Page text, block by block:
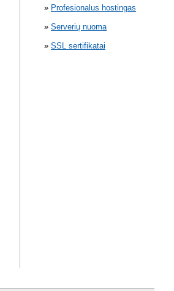
Profesionalus hostingas
Serverių nuoma
SSL sertifikatai